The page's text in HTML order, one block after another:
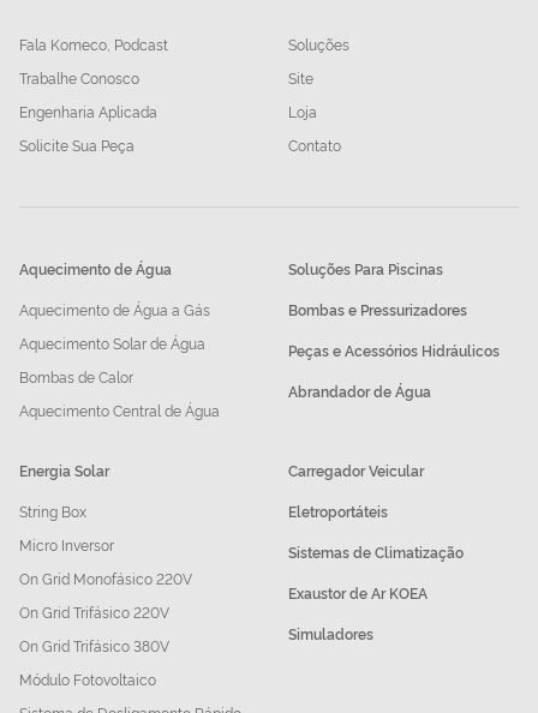
Fala Komeco, Podcast
Trabalhe Conosco
Engenharia Aplicada
Solicite Sua Peça
Soluções
Site
Loja
Contato
Aquecimento de Água
Aquecimento de Água a Gás
Aquecimento Solar de Água
Bombas de Calor
Aquecimento Central de Água
Soluções Para Piscinas
Bombas e Pressurizadores
Peças e Acessórios Hidráulicos
Abrandador de Água
Energia Solar
String Box
Micro Inversor
On Grid Monofásico 220V
On Grid Trifásico 220V
On Grid Trifásico 380V
Módulo Fotovoltaico
Carregador Veicular
Eletroportáteis
Sistemas de Climatização
Exaustor de Ar KOEA
Simuladores